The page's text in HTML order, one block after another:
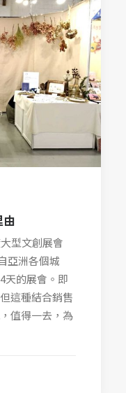
型文創展會
亞洲各個城
天的展會。即
這種結合銷售
值得一去，為